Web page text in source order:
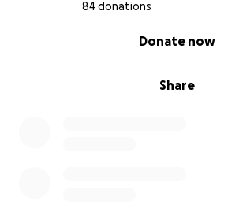
84 donations
Share
Donate now
Raa-Besenbek.